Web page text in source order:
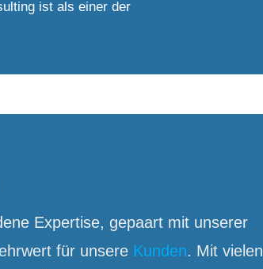
ist als einer der
Expertise, gepaart mit unserer
für unsere Kunden. Mit vielen